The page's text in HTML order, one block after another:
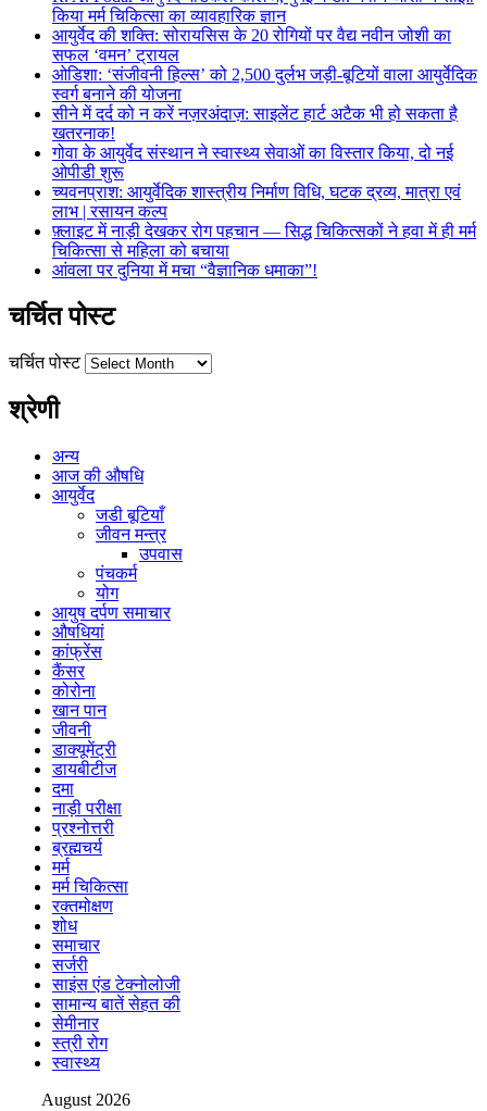
किया मर्म चिकित्सा का व्यावहारिक ज्ञान
आयुर्वेद की शक्ति: सोरायसिस के 20 रोगियों पर वैद्य नवीन जोशी का
सफल ‘वमन’ ट्रायल
ओडिशा: ‘संजीवनी हिल्स’ को 2,500 दुर्लभ जड़ी-बूटियों वाला आयुर्वेदिक
स्वर्ग बनाने की योजना
सीने में दर्द को न करें नज़रअंदाज़: साइलेंट हार्ट अटैक भी हो सकता है
खतरनाक!
गोवा के आयुर्वेद संस्थान ने स्वास्थ्य सेवाओं का विस्तार किया, दो नई
ओपीडी शुरू
च्यवनप्राश: आयुर्वेदिक शास्त्रीय निर्माण विधि, घटक द्रव्य, मात्रा एवं
लाभ | रसायन कल्प
फ़्लाइट में नाड़ी देखकर रोग पहचान — सिद्ध चिकित्सकों ने हवा में ही मर्म
चिकित्सा से महिला को बचाया
आंवला पर दुनिया में मचा “वैज्ञानिक धमाका”!
चर्चित पोस्ट
चर्चित पोस्ट
श्रेणी
अन्य
आज की औषधि
आयुर्वेद
जडी बूटियाँ
जीवन मन्त्र
उपवास
पंचकर्म
योग
आयुष दर्पण समाचार
औषधियां
कांफ्रेंस
कैंसर
कोरोना
खान पान
जीवनी
डाक्यूमेंट्री
डायबीटीज
दमा
नाड़ी परीक्षा
प्रश्नोत्तरी
ब्रह्मचर्य
मर्म
मर्म चिकित्सा
रक्तमोक्षण
शोध
समाचार
सर्जरी
साइंस एंड टेक्नोलोजी
सामान्य बातें सेहत की
सेमीनार
स्त्री रोग
स्वास्थ्य
August 2026